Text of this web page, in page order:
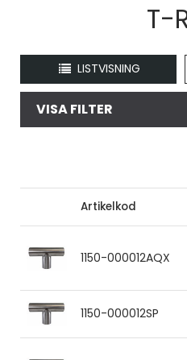
T-
LISTVISNING
VISA FILTER
Artikelkod
1150-000012AQX
1150-000012SP